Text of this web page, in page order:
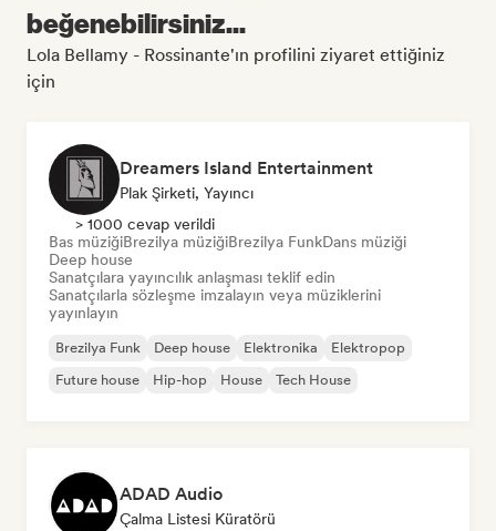
beğenebilirsiniz...
Lola Bellamy - Rossinante'ın profilini ziyaret ettiğiniz
için
Dreamers Island Entertainment
Plak Şirketi, Yayıncı
> 1000 cevap verildi
Bas müziğiBrezilya müziğiBrezilya FunkDans müziği
Deep house
Sanatçılara yayıncılık anlaşması teklif edin
Sanatçılarla sözleşme imzalayın veya müziklerini
yayınlayın
Brezilya Funk Deep house Elektronika
Elektropop
Future house
Hip-hop House Tech House
ADAD Audio
Çalma Listesi Küratörü